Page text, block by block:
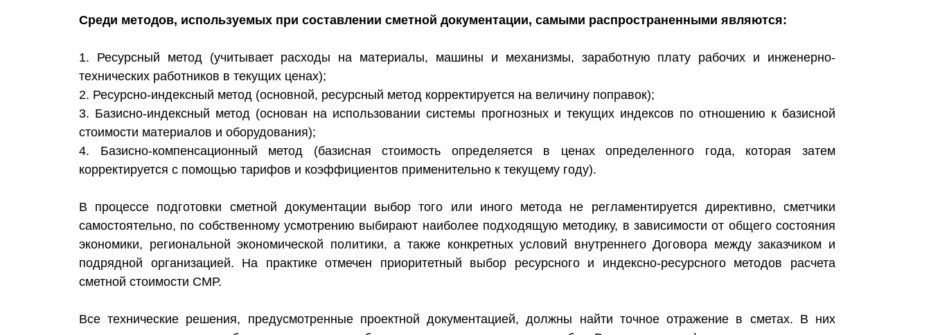
Среди методов, используемых при составлении сметной документации, самыми распространенными являются:
1. Ресурсный метод (учитывает расходы на материалы, машины и механизмы, заработную плату рабочих и инженерно-
технических работников в текущих ценах);
2. Ресурсно-индексный метод (основной, ресурсный метод корректируется на величину поправок);
3. Базисно-индексный метод (основан на использовании системы прогнозных и текущих индексов по отношению к базисной
стоимости материалов и оборудования);
4. Базисно-компенсационный метод (базисная стоимость определяется в ценах определенного года, которая затем
корректируется с помощью тарифов и коэффициентов применительно к текущему году).
В процессе подготовки сметной документации выбор того или иного метода не регламентируется директивно, сметчики
самостоятельно, по собственному усмотрению выбирают наиболее подходящую методику, в зависимости от общего состояния
экономики, региональной экономической политики, а также конкретных условий внутреннего Договора между заказчиком и
подрядной организацией. На практике отмечен приоритетный выбор ресурсного и индексно-ресурсного методов расчета
сметной стоимости СМР.
Все технические решения, предусмотренные проектной документацией, должны найти точное отражение в сметах. В них